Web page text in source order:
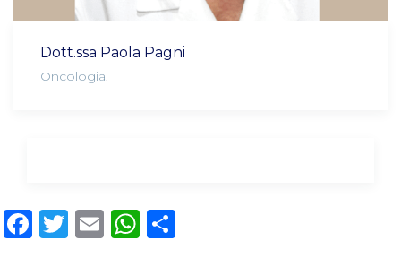
Dott.ssa Paola Pagni
Oncologia,
Facebook
Twitter
EmailWhatsApp